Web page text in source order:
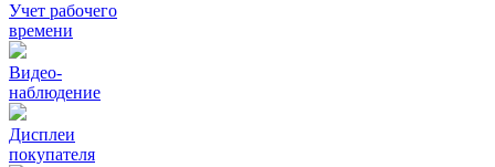
Учет рабочего
времени
Видео‑
наблюдение
Дисплеи
покупателя